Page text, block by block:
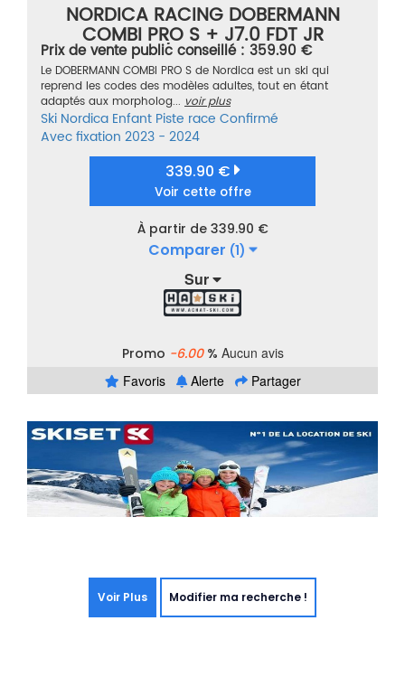
NORDICA RACING DOBERMANN
COMBI PRO S + J7.0 FDT JR
ROUGE/NOIR TAILLE 130
Prix de vente public conseillé : 359.90 €
Le DOBERMANN COMBI PRO S de Nordica est un ski qui
reprend les codes des modèles adultes, tout en étant
adaptés aux morpholog... voir plus
Ski Nordica Enfant Piste race Confirmé
Avec fixation 2023 - 2024
339.90 €
Voir cette offre
À partir de 339.90 €
Comparer (1)
Sur
Promo -6.00% Aucun avis
Favoris
Alerte Partager
Voir Plus Modifier ma recherche !